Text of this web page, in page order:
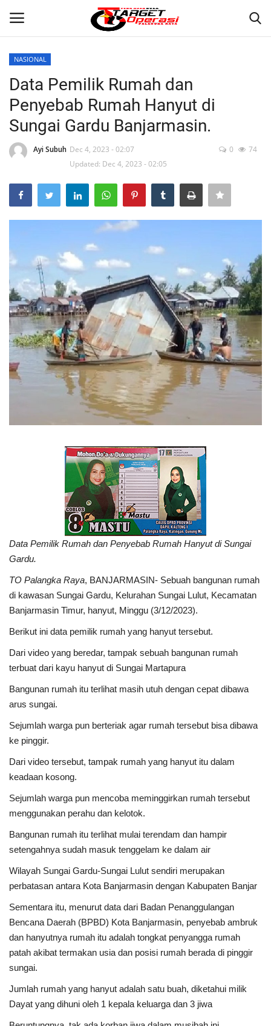
Home
Contact
PALANGKA RAYA
NASIONAL
KULINER
TO Network
TO.CHANEL
UMKM
NASIONAL
Data Pemilik Rumah dan
Penyebab Rumah Hanyut di
Sungai Gardu Banjarmasin.
Ayi Subuh Dec 4, 2023 - 02:07
Updated: Dec 4, 2023 - 02:05
0 74
Data Pemilik Rumah dan Penyebab Rumah Hanyut di Sungai
Gardu.
TO Palangka Raya, BANJARMASIN- Sebuah bangunan rumah
di kawasan Sungai Gardu, Kelurahan Sungai Lulut, Kecamatan
Banjarmasin Timur, hanyut, Minggu (3/12/2023).
Berikut ini data pemilik rumah yang hanyut tersebut.
Dari video yang beredar, tampak sebuah bangunan rumah
terbuat dari kayu hanyut di Sungai Martapura
Bangunan rumah itu terlihat masih utuh dengan cepat dibawa
arus sungai.
Sejumlah warga pun berteriak agar rumah tersebut bisa dibawa
ke pinggir.
Dari video tersebut, tampak rumah yang hanyut itu dalam
keadaan kosong.
Sejumlah warga pun mencoba meminggirkan rumah tersebut
menggunakan perahu dan kelotok.
Bangunan rumah itu terlihat mulai terendam dan hampir
setengahnya sudah masuk tenggelam ke dalam air
Wilayah Sungai Gardu-Sungai Lulut sendiri merupakan
perbatasan antara Kota Banjarmasin dengan Kabupaten Banjar
Sementara itu, menurut data dari Badan Penanggulangan
Bencana Daerah (BPBD) Kota Banjarmasin, penyebab ambruk
dan hanyutnya rumah itu adalah tongkat penyangga rumah
patah akibat termakan usia dan posisi rumah berada di pinggir
sungai.
Jumlah rumah yang hanyut adalah satu buah, diketahui milik
Dayat yang dihuni oleh 1 kepala keluarga dan 3 jiwa